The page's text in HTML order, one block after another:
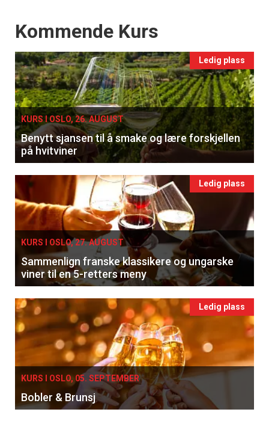
Events
Kommende Kurs
Ledig plass
KURS I OSLO, 26. AUGUST
Benytt sjansen til å smake og lære forskjellen
på hvitviner
Ledig plass
KURS I OSLO, 27. AUGUST
Sammenlign franske klassikere og ungarske
viner til en 5-retters meny
Ledig plass
KURS I OSLO, 05. SEPTEMBER
Bobler & Brunsj